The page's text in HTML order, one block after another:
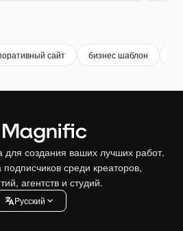
сайт бизнес шаблон
создания ваших лучших работ.
среди креаторов,
агентств и студий.
Pусский